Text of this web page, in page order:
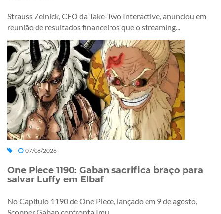
Strauss Zelnick, CEO da Take-Two Interactive, anunciou em
reunião de resultados financeiros que o streaming...
07/08/2026
One Piece 1190: Gaban sacrifica braço para
salvar Luffy em Elbaf
No Capítulo 1190 de One Piece, lançado em 9 de agosto,
Scopper Gaban confronta Imu...